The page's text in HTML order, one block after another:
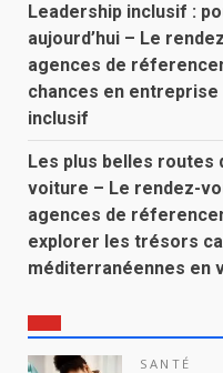
Leadership inclusif :
aujourd’hui – Le
agences de
chances en
inclusif
Les plus belles routes
voiture – Le rendez-
agences de
explorer les trésors
méditerranéennes en
SANTÉ